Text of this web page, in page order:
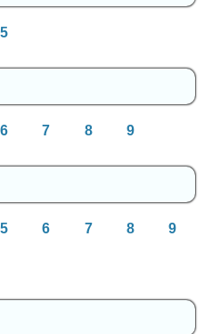
5
6 7 8 9
5 6 7 8 9